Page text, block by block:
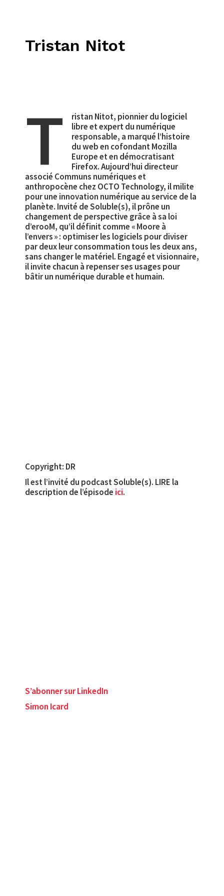
Tristan Nitot
T
ristan Nitot, pionnier du logiciel
libre et expert du numérique
responsable, a marqué l’histoire
du web en cofondant Mozilla
Europe et en démocratisant
Firefox. Aujourd’hui directeur
associé Communs numériques et
anthropocène chez OCTO Technology, il milite
pour une innovation numérique au service de la
planète. Invité de Soluble(s), il prône un
changement de perspective grâce à sa loi
d’erooM, qu’il définit comme « Moore à
l’envers » : optimiser les logiciels pour diviser
par deux leur consommation tous les deux ans,
sans changer le matériel. Engagé et visionnaire,
il invite chacun à repenser ses usages pour
bâtir un numérique durable et humain.
Copyright: DR
Il est l’invité du podcast Soluble(s). LIRE la
description de l’épisode ici.
S’abonner sur LinkedIn
Simon Icard